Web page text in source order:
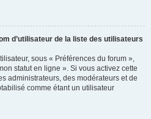
d’utilisateur de la liste des utilisateurs
sous « Préférences du forum »,
statut en ligne ». Si vous activez cette
administrateurs, des modérateurs et de
comme étant un utilisateur